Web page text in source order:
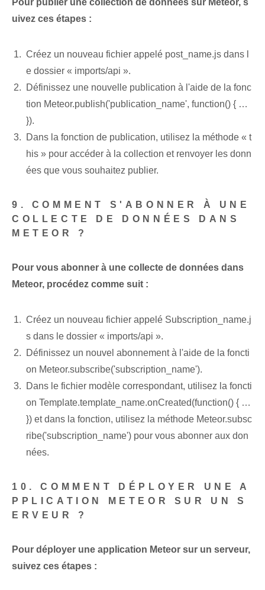
Pour publier une collection de données sur Meteor, s
uivez ces étapes :
Créez un nouveau fichier appelé post_name.js dans l
e dossier « imports/api ».
Définissez une nouvelle publication à l'aide de la fonc
tion Meteor.publish('publication_name', function() { …
}).
Dans la fonction de publication, utilisez la méthode « t
his » pour accéder à la collection et renvoyer les donn
ées que vous souhaitez publier.
9. COMMENT S'ABONNER À UNE
COLLECTE DE DONNÉES DANS
METEOR ?
Pour vous abonner à une collecte de données dans
Meteor, procédez comme suit :
Créez un nouveau fichier appelé Subscription_name.j
s dans le dossier « imports/api ».
Définissez un nouvel abonnement à l'aide de la foncti
on Meteor.subscribe('subscription_name').
Dans le fichier modèle correspondant, utilisez la foncti
on Template.template_name.onCreated(function() { …
}) et dans la fonction, utilisez la méthode Meteor.subsc
ribe('subscription_name') pour vous abonner aux don
nées.
10. COMMENT DÉPLOYER UNE A
PPLICATION METEOR SUR UN S
ERVEUR ?
Pour déployer une application Meteor sur un serveur,
suivez ces étapes :